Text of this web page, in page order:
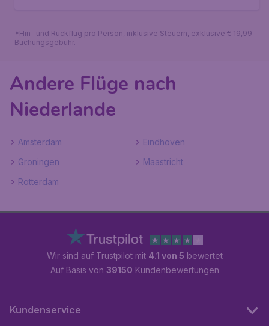
*Hin- und Rückflug pro Person, inklusive Steuern, exklusive € 19,99
Buchungsgebühr.
Andere Flüge nach
Niederlande
Amsterdam
Eindhoven
Groningen
Maastricht
Rotterdam
Wir sind auf Trustpilot mit 4.1 von 5 bewertet
Auf Basis von 39150 Kundenbewertungen
Kundenservice